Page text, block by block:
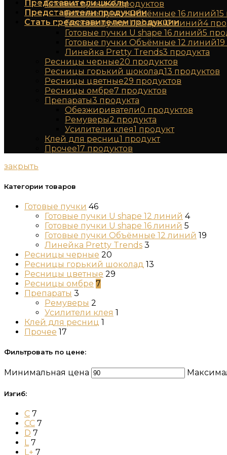
Представители школы
Представители продукции
Стать представителем продукции
Готовые пучки46 продуктов
Готовые пучки Объёмные 16 линий15
Готовые пучки U shape 12 линий4
Готовые пучки U shape 16 линий5
Готовые пучки Объёмные 12 линий19
Линейка Pretty Trends3 продукта
Ресницы черные20 продуктов
Ресницы горький шоколад13 продуктов
Ресницы цветные29 продуктов
Ресницы омбре7 продуктов
Препараты3 продукта
Обезжириватели0 продуктов
Ремуверы2 продукта
Усилители клея1 продукт
Клей для ресниц1 продукт
Прочее17 продуктов
закрыть
Категории товаров
Готовые пучки 46
Готовые пучки U shape 12 линий 4
Готовые пучки U shape 16 линий 5
Готовые пучки Объёмные 12 линий 19
Линейка Pretty Trends 3
Ресницы черные 20
Ресницы горький шоколад 13
Ресницы цветные 29
Ресницы омбре 7
Препараты 3
Ремуверы 2
Усилители клея 1
Клей для ресниц 1
Прочее 17
Фильтровать по цене:
Минимальная цена
Изгиб:
C 7
CC 7
D 7
L 7
L+ 7